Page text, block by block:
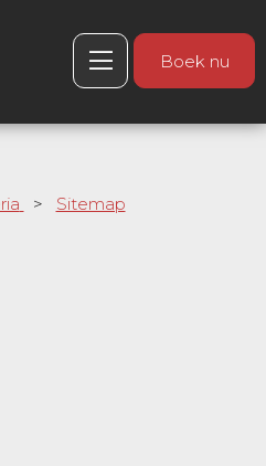
Boek nu
> Sitemap